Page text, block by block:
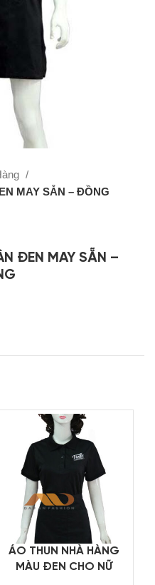
MAY SẴN – ĐỒNG
ĐEN MAY SẴN –
ÁO THUN NHÀ HÀNG
MÀU ĐEN CHO NỮ